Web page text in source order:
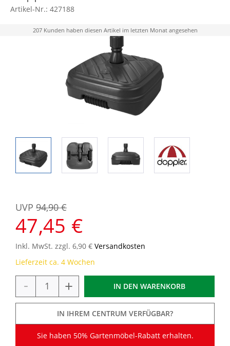
Artikel-Nr.: 427188
207 Kunden haben diesen Artikel im letzten Monat angesehen
47,45 €
UVP 94,90 €
Inkl. MwSt. zzgl. 6,90 € Versandkosten
Lieferzeit ca. 4 Wochen
- + IN DEN WARENKORB
IN IHREM CENTRUM VERFÜGBAR?
Sie haben 50% Gartenmöbel-Rabatt erhalten.